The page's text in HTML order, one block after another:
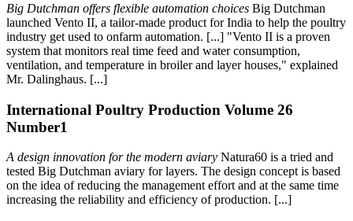
Big Dutchman offers flexible automation choices Big Dutchman
launched Vento II, a tailor-made product for India to help the poultry
industry get used to onfarm automation. [...] "Vento II is a proven
system that monitors real time feed and water consumption,
ventilation, and temperature in broiler and layer houses," explained
Mr. Dalinghaus. [...]
International Poultry Production Volume 26
Number1
A design innovation for the modern aviary Natura60 is a tried and
tested Big Dutchman aviary for layers. The design concept is based
on the idea of reducing the management effort and at the same time
increasing the reliability and efficiency of production. [...]